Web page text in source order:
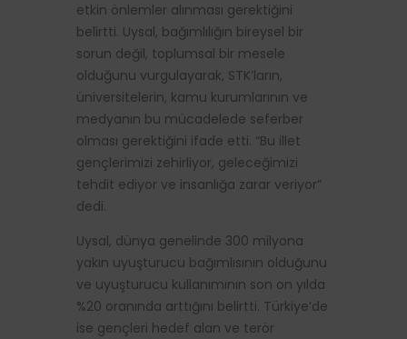
etkin önlemler alınması gerektiğini
belirtti. Uysal, bağımlılığın bireysel bir
sorun değil, toplumsal bir mesele
olduğunu vurgulayarak, STK’ların,
üniversitelerin, kamu kurumlarının ve
medyanın bu mücadelede seferber
olması gerektiğini ifade etti. “Bu illet
gençlerimizi zehirliyor, geleceğimizi
tehdit ediyor ve insanlığa zarar veriyor”
dedi.
Uysal, dünya genelinde 300 milyona
yakın uyuşturucu bağımlısının olduğunu
ve uyuşturucu kullanımının son on yılda
%20 oranında arttığını belirtti. Türkiye’de
ise gençleri hedef alan ve terör